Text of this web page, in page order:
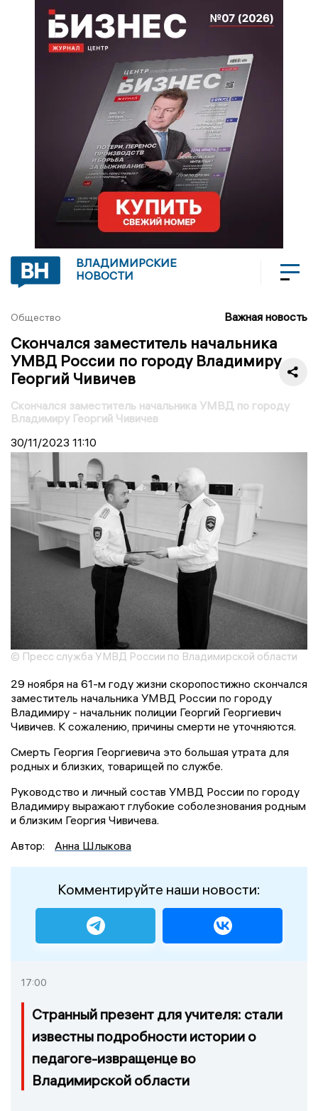
ВЛАДИМИРСКИЕ
НОВОСТИ
Общество Важная новость
Скончался заместитель начальника
УМВД России по городу Владимиру
Георгий Чивичев
Скончался заместитель начальника УМВД по городу
Владимиру Георгий Чивичев
30/11/2023 11:10
© Пресс служба УМВД России по Владимирской области
29 ноября на 61-м году жизни скоропостижно скончался
заместитель начальника УМВД России по городу
Владимиру - начальник полиции Георгий Георгиевич
Чивичев. К сожалению, причины смерти не уточняются.
Смерть Георгия Георгиевича это большая утрата для
родных и близких, товарищей по службе.
Руководство и личный состав УМВД России по городу
Владимиру выражают глубокие соболезнования родным
и близким Георгия Чивичева.
Автор:
Анна Шлыкова
Комментируйте наши новости:
17:00
Странный презент для учителя: стали
известны подробности истории о
педагоге-извращенце во
Владимирской области